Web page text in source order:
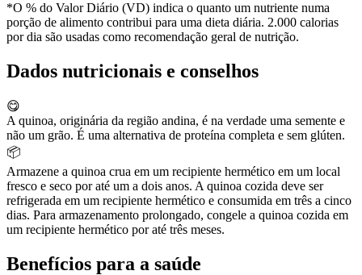
*O % do Valor Diário (VD) indica o quanto um nutriente numa
porção de alimento contribui para uma dieta diária. 2.000 calorias
por dia são usadas como recomendação geral de nutrição.
Dados nutricionais e conselhos
😋
A quinoa, originária da região andina, é na verdade uma semente e
não um grão. É uma alternativa de proteína completa e sem glúten.
📦
Armazene a quinoa crua em um recipiente hermético em um local
fresco e seco por até um a dois anos. A quinoa cozida deve ser
refrigerada em um recipiente hermético e consumida em três a cinco
dias. Para armazenamento prolongado, congele a quinoa cozida em
um recipiente hermético por até três meses.
Benefícios para a saúde